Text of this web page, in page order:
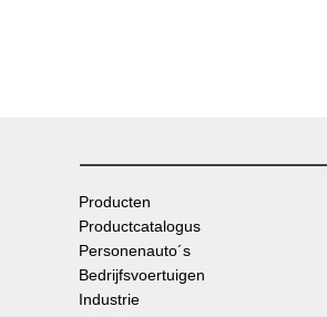
Producten
Productcatalogus
Personenauto´s
Bedrijfsvoertuigen
Industrie